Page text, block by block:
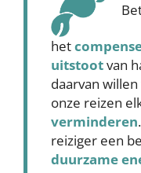
het
uitstootvan
daarvan
onze reizen
verminderen
reiziger een
duurzame